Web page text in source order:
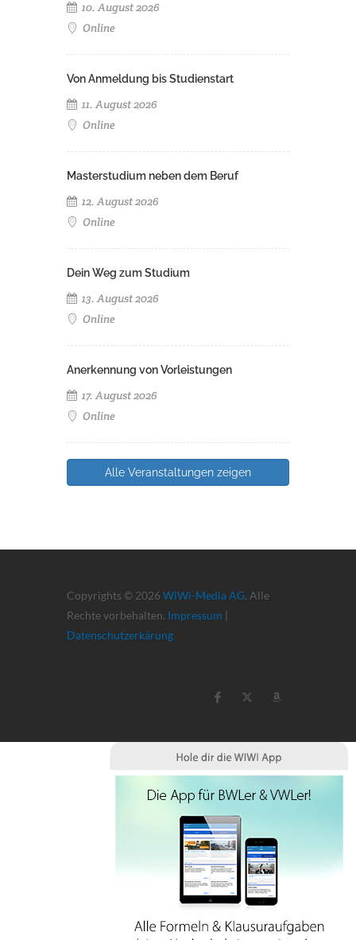
10. August 2026
Online
Von Anmeldung bis Studienstart
11. August 2026
Online
Masterstudium neben dem Beruf
12. August 2026
Online
Dein Weg zum Studium
13. August 2026
Online
Anerkennung von Vorleistungen
17. August 2026
Online
Alle Veranstaltungen zeigen
Copyrights © 2026 WiWi-Media AG. Alle
Rechte vorbehalten. Impressum |
Datenschutzerkärung